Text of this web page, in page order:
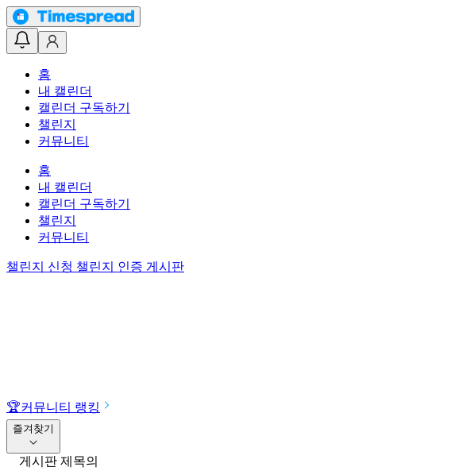
홈
내 캘린더
캘린더 구독하기
챌린지
커뮤니티
홈
내 캘린더
캘린더 구독하기
챌린지
커뮤니티
챌린지 신청 챌린지 인증 게시판
🏆커뮤니티 랭킹
즐겨찾기
게시판 제목의